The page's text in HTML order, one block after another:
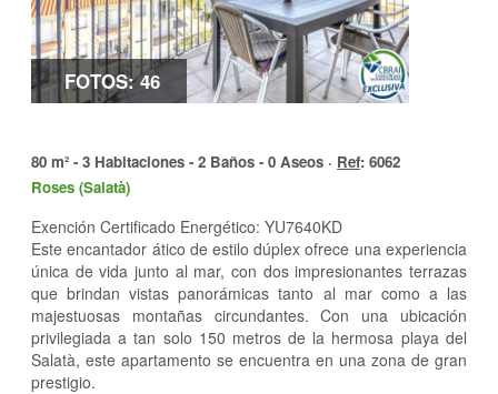
FOTOS: 46
80 m² - 3 Habitaciones - 2 Baños - 0 Aseos · Ref: 6062
Roses (Salatà)
Exención Certificado Energético: YU7640KD
Este encantador ático de estilo dúplex ofrece una experiencia
única de vida junto al mar, con dos impresionantes terrazas
que brindan vistas panorámicas tanto al mar como a las
majestuosas montañas circundantes. Con una ubicación
privilegiada a tan solo 150 metros de la hermosa playa del
Salatà, este apartamento se encuentra en una zona de gran
prestigio.